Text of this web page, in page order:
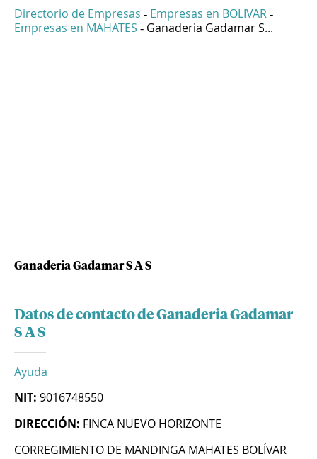
Directorio de Empresas - Empresas en BOLIVAR -
Empresas en MAHATES - Ganaderia Gadamar S...
Ganaderia Gadamar S A S
Datos de contacto de Ganaderia Gadamar
S A S
Ayuda
NIT: 9016748550
DIRECCIÓN: FINCA NUEVO HORIZONTE
CORREGIMIENTO DE MANDINGA MAHATES BOLÍVAR